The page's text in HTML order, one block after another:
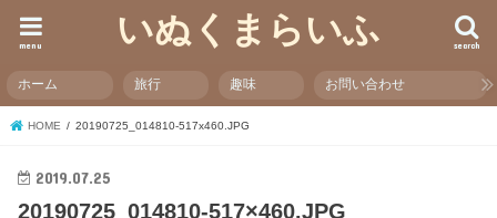
いぬくまらいふ search
menu
ホーム 旅行 趣味 お問い合わせ
HOME 20190725_014810-517x460.JPG
2019.07.25
20190725_014810-517×460.JPG